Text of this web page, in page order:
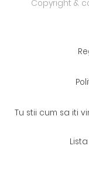
Copyright &
Tu stii cum sa iti